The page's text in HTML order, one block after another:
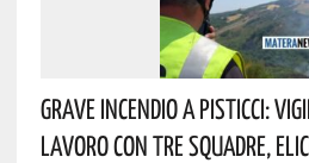
Grave Incendio A Pisticci:
Lavoro Con Tre Squadre,